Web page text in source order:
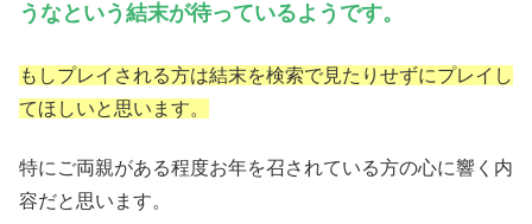
うなという結末が待っているようです。
もしプレイされる方は結末を検索で見たりせずにプレイし
てほしいと思います。
特にご両親がある程度お年を召されている方の心に響く内
容だと思います。